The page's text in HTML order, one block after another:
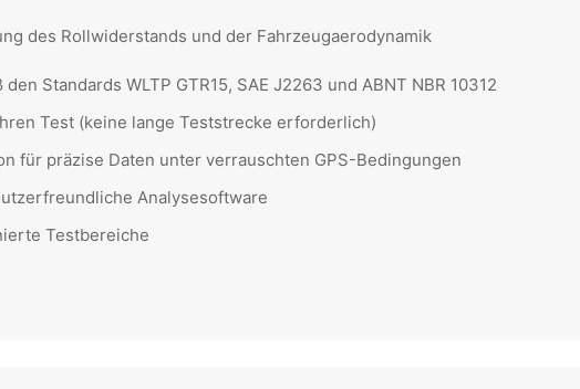
des Rollwiderstands und der Fahrzeugaerodynamik
Standards WLTP GTR15, SAE J2263 und ABNT NBR 10312
Test (keine lange Teststrecke erforderlich)
für präzise Daten unter verrauschten GPS-Bedingungen
Analysesoftware
Testbereiche